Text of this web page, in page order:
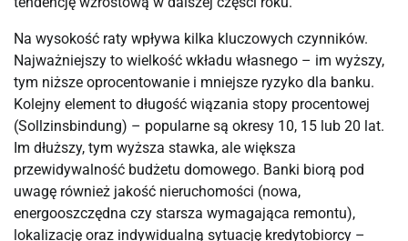
Na wysokość raty wpływa kilka kluczowych czynników.
Najważniejszy to wielkość wkładu własnego – im wyższy,
tym niższe oprocentowanie i mniejsze ryzyko dla banku.
Kolejny element to długość wiązania stopy procentowej
(Sollzinsbindung) – popularne są okresy 10, 15 lub 20 lat.
Im dłuższy, tym wyższa stawka, ale większa
przewidywalność budżetu domowego. Banki biorą pod
uwagę również jakość nieruchomości (nowa,
energooszczędna czy starsza wymagająca remontu),
lokalizację oraz indywidualną sytuację kredytobiorcy –